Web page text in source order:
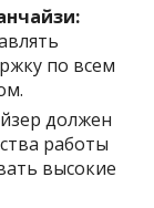
по всем
должен
работы
высокие